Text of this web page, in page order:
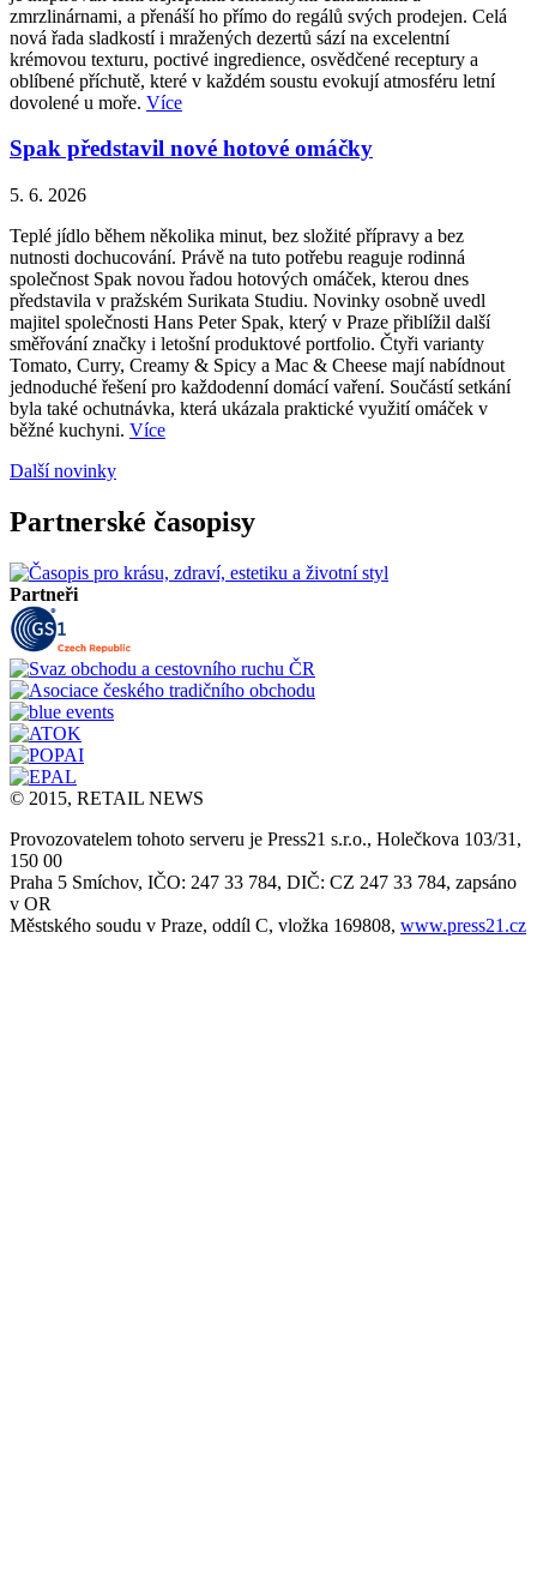
zmrzlinárnami, a přenáší ho přímo do regálů svých prodejen. Celá
nová řada sladkostí i mražených dezertů sází na excelentní
krémovou texturu, poctivé ingredience, osvědčené receptury a
oblíbené příchutě, které v každém soustu evokují atmosféru letní
dovolené u moře. Více
Spak představil nové hotové omáčky
5. 6. 2026
Teplé jídlo během několika minut, bez složité přípravy a bez
nutnosti dochucování. Právě na tuto potřebu reaguje rodinná
společnost Spak novou řadou hotových omáček, kterou dnes
představila v pražském Surikata Studiu. Novinky osobně uvedl
majitel společnosti Hans Peter Spak, který v Praze přiblížil další
směřování značky i letošní produktové portfolio. Čtyři varianty
Tomato, Curry, Creamy & Spicy a Mac & Cheese mají nabídnout
jednoduché řešení pro každodenní domácí vaření. Součástí setkání
byla také ochutnávka, která ukázala praktické využití omáček v
běžné kuchyni. Více
Další novinky
Partnerské časopisy
Partneři
© 2015, RETAIL NEWS
Provozovatelem tohoto serveru je Press21 s.r.o., Holečkova 103/31,
150 00
Praha 5 Smíchov, IČO: 247 33 784, DIČ: CZ 247 33 784, zapsáno
v OR
Městského soudu v Praze, oddíl C, vložka 169808, www.press21.cz